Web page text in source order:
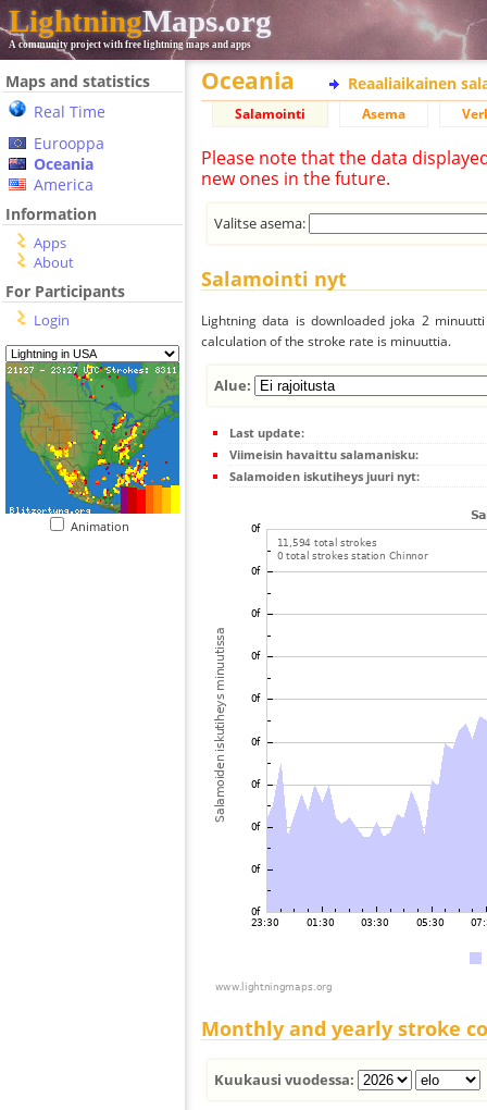
LightningMaps.org
A community project with free lightning maps and apps
Maps and statistics
Real Time
Eurooppa
Oceania
America
Information
Apps
About
For Participants
Login
Animation
Oceania Reaaliaikainen
Salamointi Asema
Please note that the data
new ones in the future.
Valitse asema:
Salamointi nyt
Lightning data is downloaded joka 2
calculation of the stroke rate is minuuttia.
Alue:
Last update:
Viimeisin havaittu salamanisku:
Salamoiden iskutiheys juuri nyt:
Monthly and yearly stroke
Kuukausi vuodessa: